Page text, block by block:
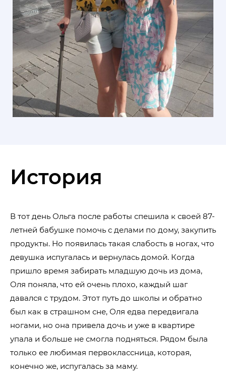
История
В тот день Ольга после работы спешила к своей 87-
летней бабушке помочь с делами по дому, закупить
продукты. Но появилась такая слабость в ногах, что
девушка испугалась и вернулась домой. Когда
пришло время забирать младшую дочь из дома,
Оля поняла, что ей очень плохо, каждый шаг
давался с трудом. Этот путь до школы и обратно
был как в страшном сне, Оля едва передвигала
ногами, но она привела дочь и уже в квартире
упала и больше не смогла подняться. Рядом была
только ее любимая первоклассница, которая,
конечно же, испугалась за маму.